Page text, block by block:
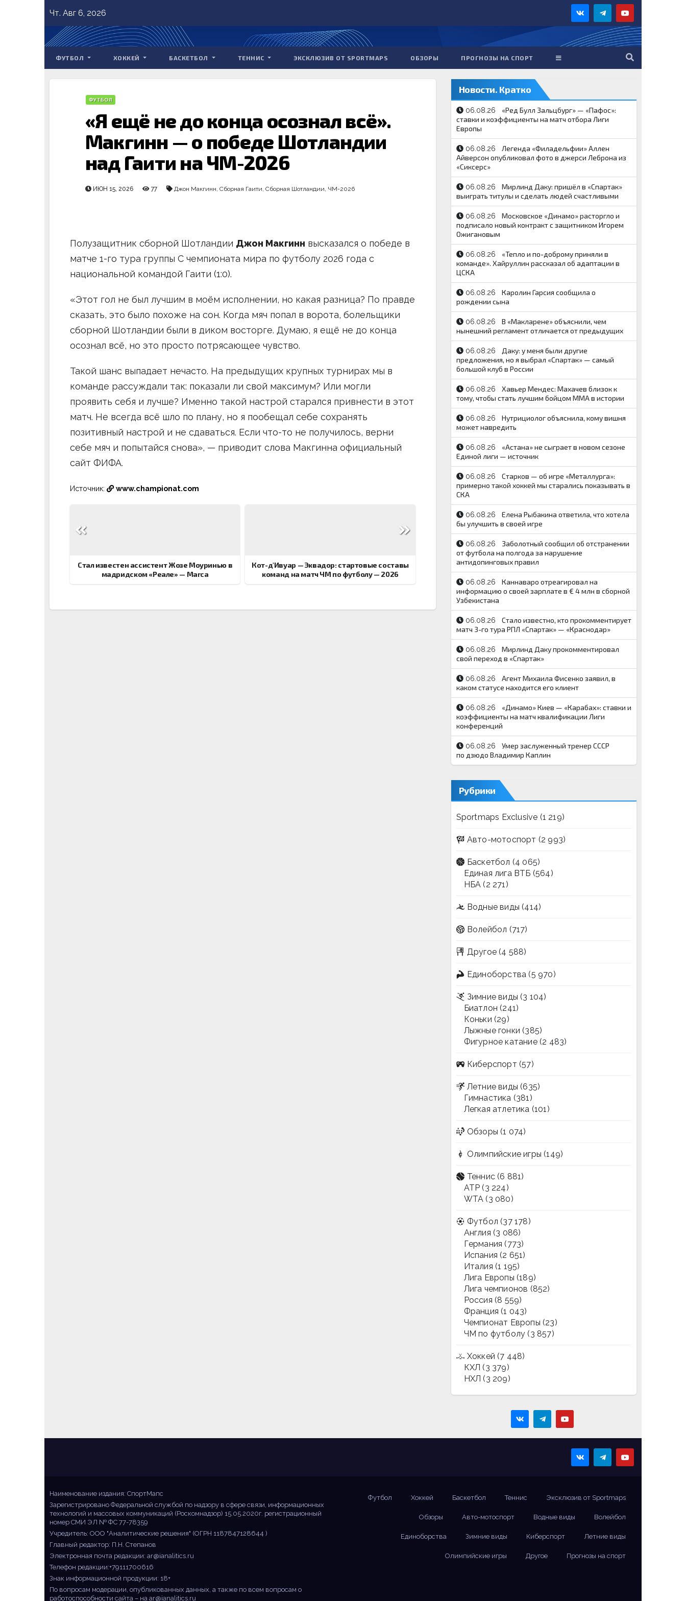
content
Чт. Авг 6, 2026
ФУТБОЛ ХОККЕЙ БАСКЕТБОЛ ТЕННИС ЭКСКЛЮЗИВ ОТ SPORTMAPS ОБЗОРЫ ПРОГНОЗЫ НА СПОРТ
ФУТБОЛ
«Я ещё не до конца осознал всё».
Макгинн — о победе Шотландии
над Гаити на ЧМ-2026
ИЮН 15, 2026 77 Джон Макгинн, Сборная Гаити, Сборная Шотландии, ЧМ-2026
Полузащитник сборной Шотландии Джон Макгинн высказался о победе в
матче 1-го тура группы C чемпионата мира по футболу 2026 года с
национальной командой Гаити (1:0).
«Этот гол не был лучшим в моём исполнении, но какая разница? По правде
сказать, это было похоже на сон. Когда мяч попал в ворота, болельщики
сборной Шотландии были в диком восторге. Думаю, я ещё не до конца
осознал всё, но это просто потрясающее чувство.
Такой шанс выпадает нечасто. На предыдущих крупных турнирах мы в
команде рассуждали так: показали ли свой максимум? Или могли
проявить себя и лучше? Именно такой настрой старался привнести в этот
матч. Не всегда всё шло по плану, но я пообещал себе сохранять
позитивный настрой и не сдаваться. Если что-то не получилось, верни
себе мяч и попытайся снова», — приводит слова Макгинна официальный
сайт ФИФА.
Источник: www.championat.com
по
Стал известен ассистент Жозе Моуринью в
мадридском «Реале» — Marca
Кот-д'Ивуар — Эквадор: стартовые составы
команд на матч ЧМ по футболу — 2026
Новости. Кратко
06.08.26
«Ред Булл Зальцбург» — «Пафос»:
ставки и коэффициенты на матч отбора Лиги
Европы
06.08.26
Легенда «Филадельфии» Аллен
Айверсон опубликовал фото в джерси Леброна из
«Сиксерс»
06.08.26
Мирлинд Даку: пришёл в «Спартак»
выиграть титулы и сделать людей счастливыми
06.08.26
Московское «Динамо» расторгло и
подписало новый контракт с защитником Игорем
Ожигановым
06.08.26
«Тепло и по-доброму приняли в
команде». Хайруллин рассказал об адаптации в
ЦСКА
06.08.26
Каролин Гарсия сообщила о
рождении сына
06.08.26
В «Макларене» объяснили, чем
нынешний регламент отличается от предыдущих
06.08.26
Даку: у меня были другие
предложения, но я выбрал «Спартак» — самый
большой клуб в России
06.08.26
Хавьер Мендес: Махачев близок к
тому, чтобы стать лучшим бойцом MMA в истории
06.08.26
Нутрициолог объяснила, кому вишня
может навредить
06.08.26
«Астана» не сыграет в новом сезоне
Единой лиги — источник
06.08.26
Старков — об игре «Металлурга»:
примерно такой хоккей мы старались показывать в
СКА
06.08.26
Елена Рыбакина ответила, что хотела
бы улучшить в своей игре
06.08.26
Заболотный сообщил об отстранении
от футбола на полгода за нарушение
антидопинговых правил
06.08.26
Каннаваро отреагировал на
информацию о своей зарплате в € 4 млн в сборной
Узбекистана
06.08.26
Стало известно, кто прокомментирует
матч 3-го тура РПЛ «Спартак» — «Краснодар»
06.08.26
Мирлинд Даку прокомментировал
свой переход в «Спартак»
06.08.26
Агент Михаила Фисенко заявил, в
каком статусе находится его клиент
06.08.26
«Динамо» Киев — «Карабах»: ставки и
коэффициенты на матч квалификации Лиги
конференций
06.08.26
Умер заслуженный тренер СССР
по дзюдо Владимир Каплин
Рубрики
Sportmaps Exclusive (1 219)
Авто-мотоспорт (2 993)
Баскетбол (4 065)
Единая лига ВТБ (564)
НБА (2 271)
Водные виды (414)
Волейбол (717)
Другое (4 588)
Единоборства (5 970)
Зимние виды (3 104)
Биатлон (241)
Коньки (29)
Лыжные гонки (385)
Фигурное катание(2 483)
Киберспорт (57)
Летние виды (635)
Гимнастика (381)
Легкая атлетика (101)
Обзоры (1 074)
Олимпийские игры (149)
Теннис (6 881)
ATP (3 224)
WTA (3 080)
Футбол (37 178)
Англия (3 086)
Германия (773)
Испания (2 651)
Италия (1 195)
Лига Европы (189)
Лига чемпионов (852)
Россия (8 559)
Франция (1 043)
Чемпионат Европы (23)
ЧМ по футболу (3 857)
Хоккей (7 448)
КХЛ (3 379)
НХЛ (3 209)
Наименование издания: СпортМапс
Зарегистрировано Федеральной службой по надзору в сфере связи, информационных
технологий и массовых коммуникаций (Роскомнадзор) 15.05.2020г. регистрационный
номер СМИ ЭЛ № ФС 77-78359
Учредитель: ООО "Аналитические решения" (ОГРН 1187847128644 )
Главный редактор: П.Н. Степанов
Электронная почта редакции: ar@ianalitics.ru
Телефон редакции:+79111700616
Знак информационной продукции: 18+
По вопросам модерации, опубликованных данных, а также по всем вопросам о
работоспособности сайта – на ar@ianalitics.ru
Футбол Хоккей Баскетбол Теннис Эксклюзив от Sportmaps
Обзоры Авто-мотоспорт Водные виды Волейбол
Единоборства Зимние виды Киберспорт Летние виды
Олимпийские игры Другое Прогнозы на спорт